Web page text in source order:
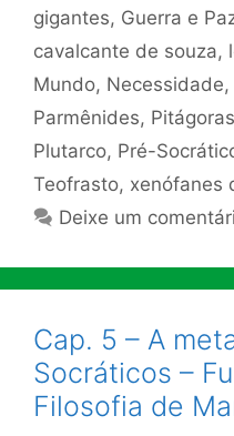
gigantes, Guerra e
cavalcante de souza,
Mundo, Necessidade,
Parmênides, Pitágoras
Plutarco, Pré-
Teofrasto, xenófanes
Deixe um
Cap. 5 – A
Socráticos –
Filosofia de